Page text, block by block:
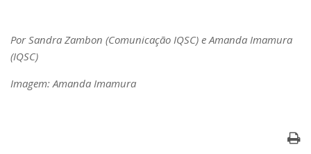
Por Sandra Zambon (Comunicação IQSC) e Amanda Imamura
(IQSC)
Imagem: Amanda Imamura